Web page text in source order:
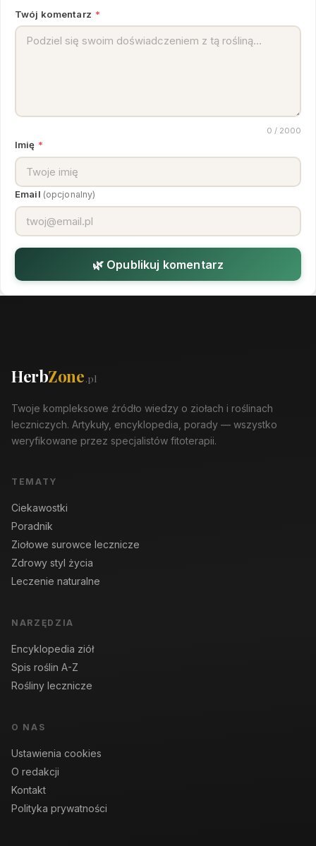
Twój komentarz *
0 / 2000
Imię *
Email (opcjonalny)
🌿 Opublikuj komentarz
HerbZone.pl
Twoje kompleksowe źródło wiedzy o ziołach i roślinach
leczniczych. Artykuły, encyklopedia, porady — wszystko
weryfikowane przez specjalistów fitoterapii.
TEMATY
Ciekawostki
Poradnik
Ziołowe surowce lecznicze
Zdrowy styl życia
Leczenie naturalne
NARZĘDZIA
Encyklopedia ziół
Spis roślin A-Z
Rośliny lecznicze
O NAS
Ustawienia cookies
O redakcji
Kontakt
Polityka prywatności